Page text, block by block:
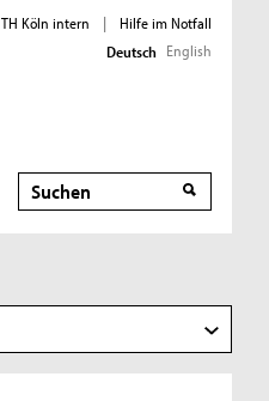
TH Köln intern |
Hilfe im Notfall
Deutsch English
Suche